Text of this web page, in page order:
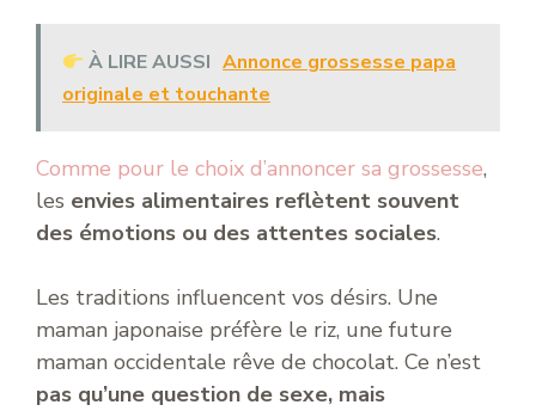
À LIRE AUSSI Annonce grossesse papa
originale et touchante
Comme pour le choix d’annoncer sa grossesse,
les envies alimentaires reflètent souvent
des émotions ou des attentes sociales.
Les traditions influencent vos désirs. Une
maman japonaise préfère le riz, une future
maman occidentale rêve de chocolat. Ce n’est
pas qu’une question de sexe, mais